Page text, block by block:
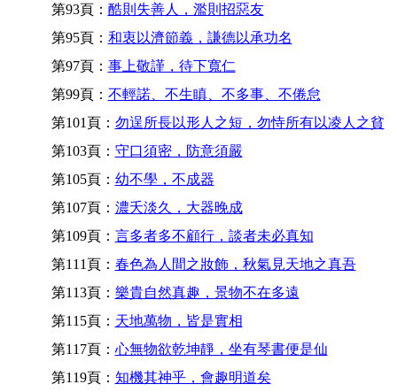
第93頁： 酷則失善人，濫則招惡友
第95頁： 和衷以濟節義，謙德以承功名
第97頁： 事上敬謹，待下寬仁
第99頁： 不輕諾、不生瞋、不多事、不倦怠
第101頁： 勿逞所長以形人之短，勿恃所有以凌人之貧
第103頁： 守口須密，防意須嚴
第105頁： 幼不學，不成器
第107頁： 濃夭淡久，大器晚成
第109頁： 言多者多不顧行，談者未必真知
第111頁： 春色為人間之妝飾，秋氣見天地之真吾
第113頁： 樂貴自然真趣，景物不在多遠
第115頁： 天地萬物，皆是實相
第117頁： 心無物欲乾坤靜，坐有琴書便是仙
第119頁： 知機其神乎，會趣明道矣